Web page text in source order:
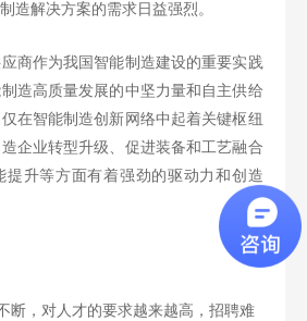
造解决方案的需求日益强烈。
商作为我国智能制造建设的重要实践
造高质量发展的中坚力量和自主供给
在智能制造创新网络中起着关键枢纽
企业转型升级、促进装备和工艺融合
提升等方面有着强劲的驱动力和创造
断，对人才的要求越来越高，招聘难